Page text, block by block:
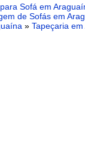
Sofá em
de Sofás em
»Tapeçaria